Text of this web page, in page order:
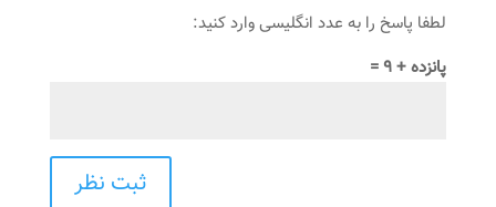
لطفا پاسخ را به عدد انگلیسی وارد کنید:
پانزده + 9 =